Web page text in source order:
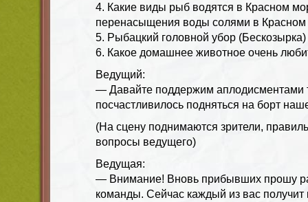
4. Какие виды рыб водятся в Красном
перенасыщения воды солями в
5. Рыбацкий головной убор (Бескозырка)
6. Какое домашнее животное очень
Ведущий:
— Давайте поддержим аплодисментами
посчастливилось подняться на борт
(На сцену поднимаются зрители,
вопросы ведущего)
Ведущая:
— Внимание! Вновь прибывших прошу
команды. Сейчас каждый из вас получит